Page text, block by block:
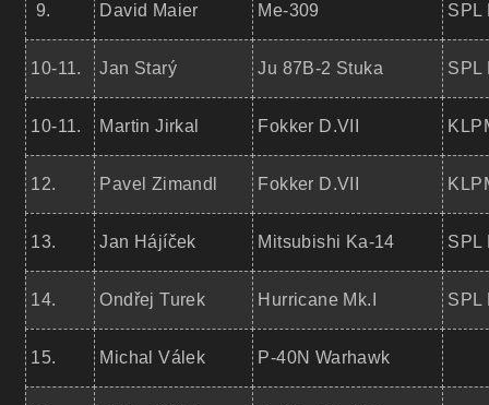
9. David Maier Me-309 SPL
10-11. Jan Starý Ju 87B-2 Stuka SPL
10-11. Martin Jirkal Fokker D.VII
12. Pavel Zimandl Fokker D.VII
13. Jan Hájíček Mitsubishi Ka-14 SPL
14. Ondřej Turek Hurricane Mk.I SPL
15. Michal Válek P-40N Warhawk